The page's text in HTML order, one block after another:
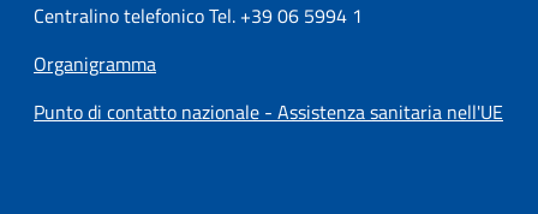
Centralino telefonico Tel. +39 06 5994 1
Organigramma
Punto di contatto nazionale - Assistenza sanitaria nell'UE